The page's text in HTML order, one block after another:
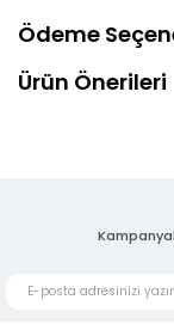
Ödeme
Ürün Önerileri